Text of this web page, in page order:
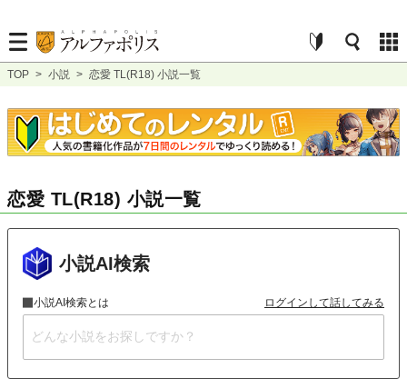
TOP > 小説 > 恋愛 TL(R18) 小説一覧
恋愛 TL(R18) 小説一覧
小説AI検索
小説AI検索とは ログインして話してみる